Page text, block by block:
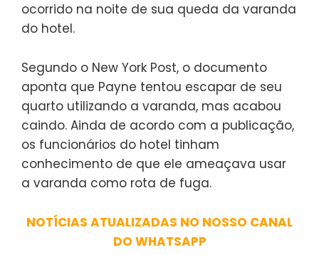
ocorrido na noite de sua queda da varanda
do hotel.
Segundo o New York Post, o documento
aponta que Payne tentou escapar de seu
quarto utilizando a varanda, mas acabou
caindo. Ainda de acordo com a publicação,
os funcionários do hotel tinham
conhecimento de que ele ameaçava usar
a varanda como rota de fuga.
NOTÍCIAS ATUALIZADAS NO NOSSO CANAL
DO WHATSAPP